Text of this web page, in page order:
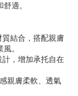
適。
結合，搭配親膚
。
，增加承托自在
親膚柔軟、透氣